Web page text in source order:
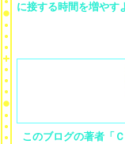
に接する時間を増や
このブログの著者「